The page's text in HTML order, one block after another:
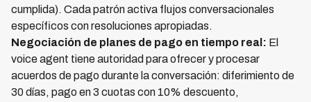
cumplida). Cada patrón activa flujos conversacionales
específicos con resoluciones apropiadas.
Negociación de planes de pago en tiempo real: El
voice agent tiene autoridad para ofrecer y procesar
acuerdos de pago durante la conversación: diferimiento de
30 días, pago en 3 cuotas con 10% descuento,